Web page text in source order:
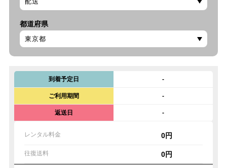
都道府県
到着予定日 -
ご利用期間 -
返送日 -
レンタル料金 0円
往復送料 0円